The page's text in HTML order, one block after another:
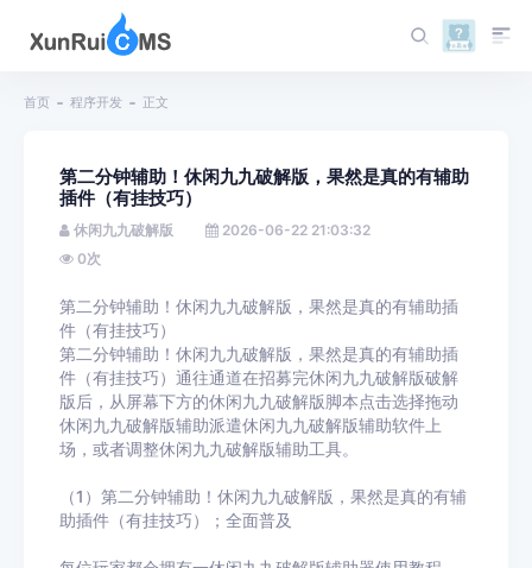
首页 程序开发 正文
第二分钟辅助！休闲九九破解版，果然是真的有辅助
插件（有挂技巧）
休闲九九破解版
2026-06-22 21:03:32
0次
第二分钟辅助！休闲九九破解版，果然是真的有辅助插
件（有挂技巧）
第二分钟辅助！休闲九九破解版，果然是真的有辅助插
件（有挂技巧）通往通道在招募完休闲九九破解版破解
版后，从屏幕下方的休闲九九破解版脚本点击选择拖动
休闲九九破解版辅助派遣休闲九九破解版辅助软件上
场，或者调整休闲九九破解版辅助工具。
（1）第二分钟辅助！休闲九九破解版，果然是真的有辅
助插件（有挂技巧）；全面普及